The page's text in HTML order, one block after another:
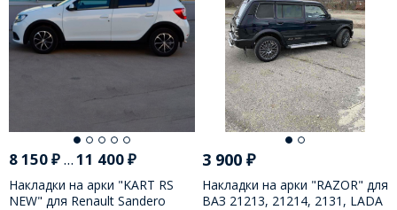
8 150₽...11 400₽
Накладки на арки "KART RS
NEW" для Renault Sandero
3 900₽
Накладки на арки "RAZOR" для
ВАЗ 21213, 21214, 2131, LADA